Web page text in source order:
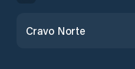
Cravo Norte